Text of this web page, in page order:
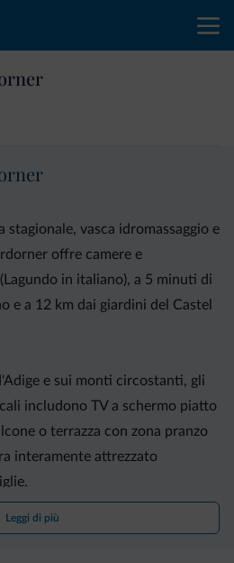
vasca idromassaggio e
offre camere e
in italiano), a 5 minuti di
e a 12 km dai giardini del Castel
e sui monti circostanti, gli
includono TV a schermo piatto
o terrazza con zona pranzo
interamente attrezzato
ferroviaria di Merano, sita a 3
Leggi di più